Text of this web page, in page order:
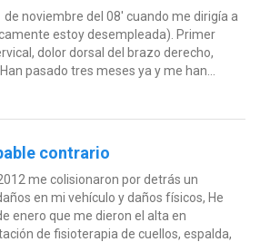
de noviembre del 08' cuando me dirigía a
estoy desempleada). Primer
dolor dorsal del brazo derecho,
pasado tres meses ya y me han...
contrario
me colisionaron por detrás un
en mi vehículo y daños físicos, He
enero que me dieron el alta en
de fisioterapia de cuellos, espalda,